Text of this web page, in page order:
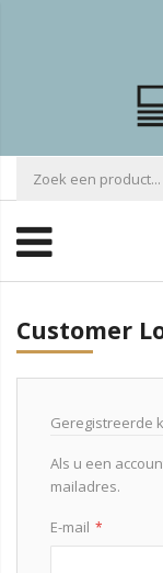
Customer
Geregistreerde
Als u een
mailadres.
E-mail